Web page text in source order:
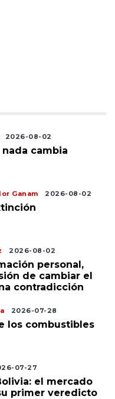
2026-08-02
nada cambia
Ganam 2026-08-02
2026-08-02
personal,
de cambiar el
contradicción
2026-07-28
los combustibles
07-27
el mercado
primer veredicto